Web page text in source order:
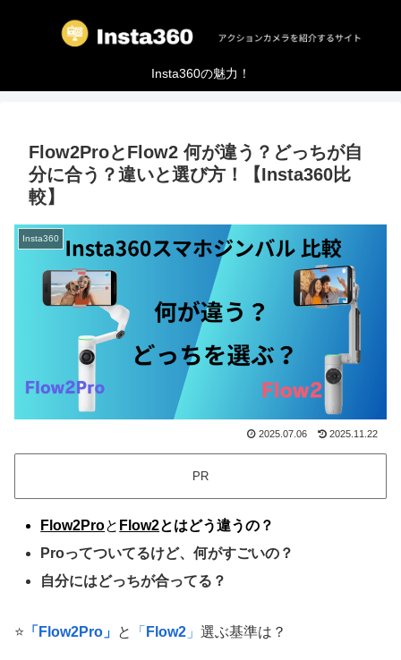
Insta360の魅力！
Flow2ProとFlow2 何が違う？どっちが自
分に合う？違いと選び方！【Insta360比
較】
Insta360
2025.07.06 2025.11.22
PR
Flow2Proと Flow2とはどう違うの？
Proってついてるけど、何がすごいの？
自分にはどっちが合ってる？
⭐️ 「Flow2Pro」 と 「 Flow2 」 選ぶ基準は？